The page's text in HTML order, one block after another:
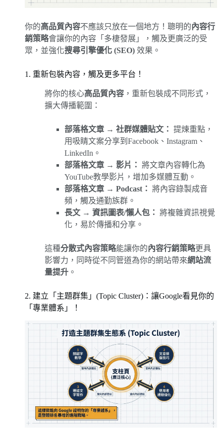
你的高品質內容不應該只放在一個地方！聰明的內容行
銷策略會讓你的內容「多棲發展」，觸及更廣泛的受
眾，並強化搜尋引擎優化 (SEO) 效果。
1. 重新包裝內容，觸及更多平台！
將你的核心高品質內容 ，重新包裝成不同形式，
擴大傳播範圍：
部落格文章 → 社群媒體貼文： 提煉重點，
用吸睛文案分享到Facebook、Instagram、
LinkedIn。
部落格文章 → 影片： 將文章內容轉化為
YouTube教學影片，增加多媒體互動。
部落格文章 → Podcast： 將內容錄製成音
頻，觸及通勤族群。
長文 → 資訊圖表/懶人包： 將複雜資訊視覺
化，易於傳播和分享。
這種分散式內容策略能讓你的內容行銷策略更具
影響力，同時從不同管道為你的網站帶來網站流
量提升 。
2. 建立「主題群集」(Topic Cluster)：讓Google看見你的
「專業體系」！